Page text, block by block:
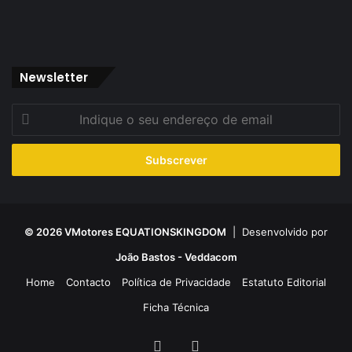
Newsletter
seu
de
© 2026 VMotores EQUATIONSKINGDOM | Desenvolvido por
João Bastos - Veddacom
Home
Contacto Política de Privacidade
Estatuto Editorial
Ficha Técnica
Facebook